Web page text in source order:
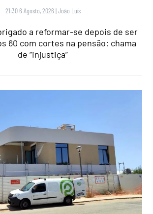
21:30 6 Agosto, 2026 |João Luís
a reformar-se depois de ser
60 com cortes na pensão: chama
de “injustiça”